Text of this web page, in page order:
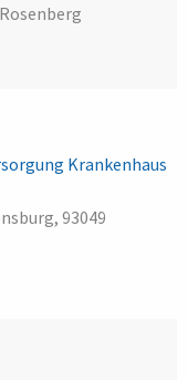
Krankenhaus
93049